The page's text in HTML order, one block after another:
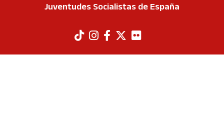
Juventudes Socialistas de España